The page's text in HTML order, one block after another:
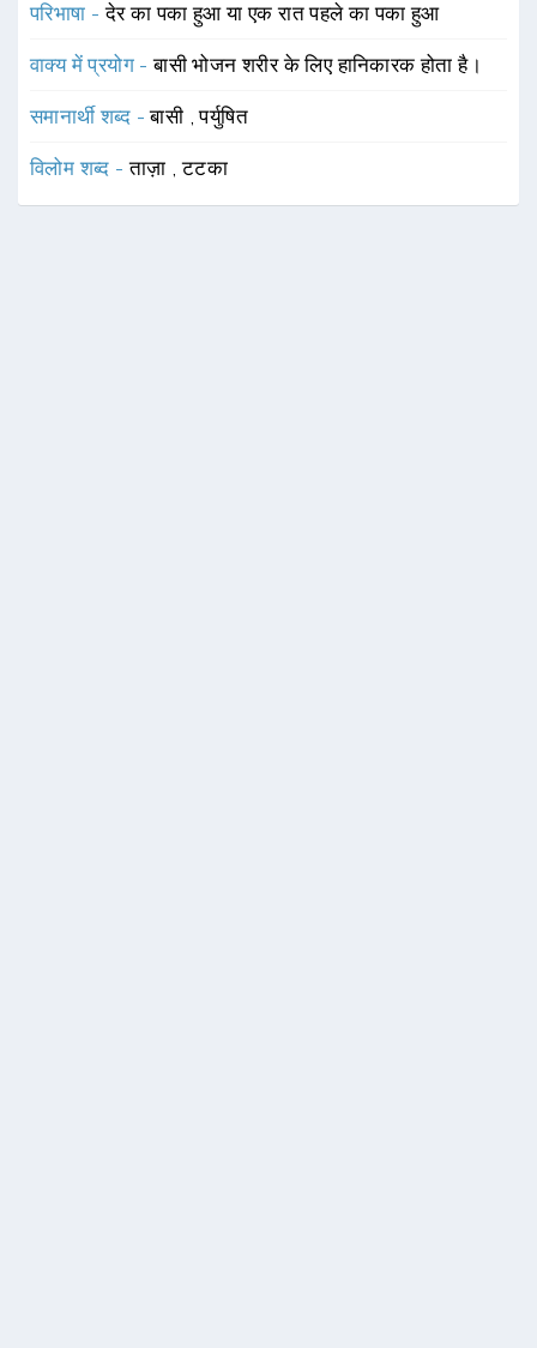
परिभाषा -देर का पका हुआ या एक रात पहले का पका हुआ
वाक्य में प्रयोग -बासी भोजन शरीर के लिए हानिकारक होता है।
समानार्थी शब्द -बासी ,पर्युषित
विलोम शब्द -ताज़ा ,टटका